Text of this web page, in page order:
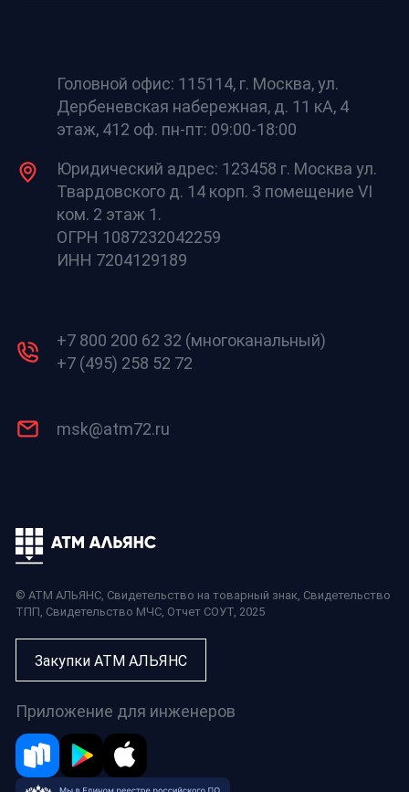
Головной офис: 115114, г. Москва, ул.
Дербеневская набережная, д. 11 кА, 4
этаж, 412 оф. пн-пт: 09:00-18:00
Юридический адрес: 123458 г. Москва ул.
Твардовского д. 14 корп. 3 помещение VI
ком. 2 этаж 1.
ОГРН 1087232042259
ИНН 7204129189
+7 800 200 62 32 (многоканальный)
+7 (495) 258 52 72
msk@atm72.ru
© АТМ АЛЬЯНС, Свидетельство на товарный знак, Свидетельство
ТПП, Свидетельство МЧС, Отчет СОУТ, 2025
Закупки АТМ АЛЬЯНС
Приложение для инженеров